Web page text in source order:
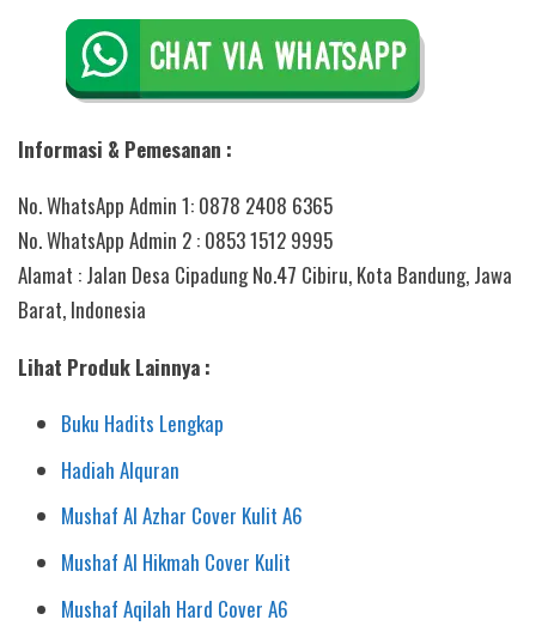
Informasi & Pemesanan :
No. WhatsApp Admin 1: 0878 2408 6365
No. WhatsApp Admin 2 : 0853 1512 9995
Alamat : Jalan Desa Cipadung No.47 Cibiru, Kota Bandung, Jawa
Barat, Indonesia
Lihat Produk Lainnya :
Buku Hadits Lengkap
Hadiah Alquran
Mushaf Al Azhar Cover Kulit A6
Mushaf Al Hikmah Cover Kulit
Mushaf Aqilah Hard Cover A6